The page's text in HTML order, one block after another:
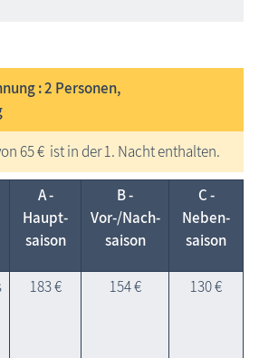
: 2 Personen,
65 € ist in der 1. Nacht enthalten.
A -
Haupt­
saison
B -
Vor-/Nach­
saison
C -
Neben­
saison
183 € 154 € 130 €